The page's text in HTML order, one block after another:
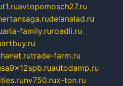
avtopomosch27.ru
delanalad.ru
aria-family.ruroadli.ru
trade-farm.ru
autodamp.ru
nv750.rux-ton.ru